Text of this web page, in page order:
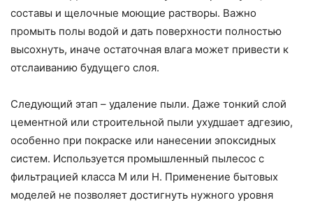
составы и щелочные моющие растворы. Важно
промыть полы водой и дать поверхности полностью
высохнуть, иначе остаточная влага может привести к
отслаиванию будущего слоя.
Следующий этап – удаление пыли. Даже тонкий слой
цементной или строительной пыли ухудшает адгезию,
особенно при покраске или нанесении эпоксидных
систем. Используется промышленный пылесос с
фильтрацией класса М или Н. Применение бытовых
моделей не позволяет достигнуть нужного уровня